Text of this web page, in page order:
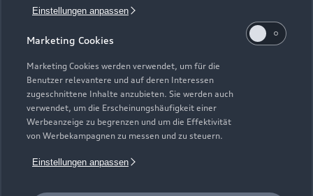
Einstellungen anpassen
Marketing Cookies
Marketing Cookies werden verwendet, um für die
Benutzer relevantere und auf deren Interessen
zugeschnittene Inhalte anzubieten. Sie werden auch
verwendet, um die Erscheinungshäufigkeit einer
Werbeanzeige zu begrenzen und um die Effektivität
von Werbekampagnen zu messen und zu steuern.
Einstellungen anpassen
Geschäftskunden
Audi Services
Garantie
Audi digital services
myAudi
Audi Code
Häufige Fragen (FAQ)
Audi Online Beratung
Online-Terminvereinbarung
Servicekontakt
Über Audi
Unternehmen
Karriere
Investor Relations
© 2026 AUDI AG. Alle Rechte vorbehalten
Impressum Rechtliches